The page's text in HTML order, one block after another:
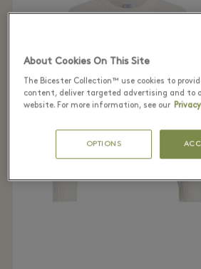
About Cookies On This Site
The Bicester Collection™ use cookies to
content, deliver targeted advertising and to
website. For more information, see our
OPTIONS